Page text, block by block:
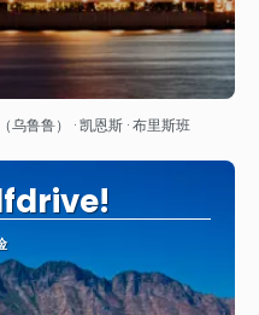
乌鲁鲁） · 凯恩斯 · 布里斯班